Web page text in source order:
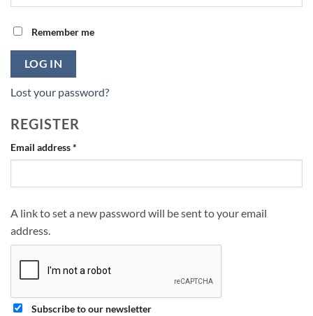
Remember me
LOG IN
Lost your password?
REGISTER
Email address*
A link to set a new password will be sent to your email
address.
Subscribe to our newsletter